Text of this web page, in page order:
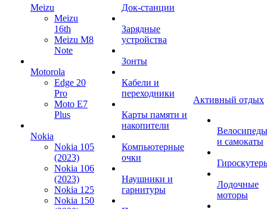
Meizu
Meizu
16th
Meizu M8
Note
Motorola
Edge 20
Pro
Moto E7
Plus
Nokia
Nokia 105
(2023)
Nokia 106
(2023)
Nokia 125
Nokia 150
Док-станции
Зарядные
устройства
Зонты
Кабели и
переходники
Карты памяти и
накопители
Компьютерные
очки
Наушники и
гарнитуры
Активный отдых
Велосипеды
и самокаты
Лодочные
моторы